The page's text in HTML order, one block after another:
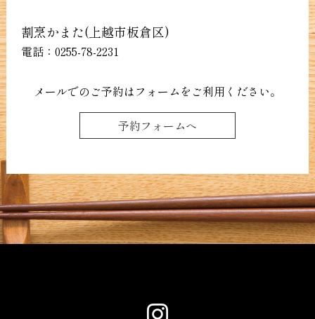
割烹かまた(上越市板倉区)
電話：0255-78-2231
メールでのご予約はフォームをご利用ください。
予約フォームへ